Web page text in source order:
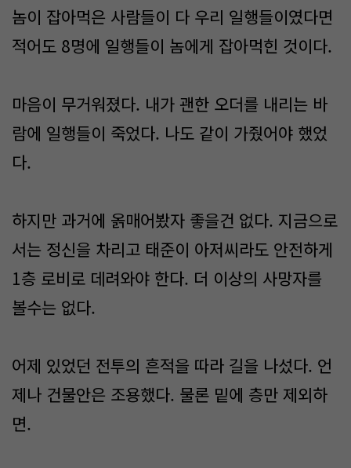
놈이 잡아먹은 사람들이 다 우리 일행들이였다면
적어도 8명에 일행들이 놈에게 잡아먹힌 것이다.
마음이 무거워졌다. 내가 괜한 오더를 내리는 바
람에 일행들이 죽었다. 나도 같이 가줬어야 했었
다.
하지만 과거에 옭매어봤자 좋을건 없다. 지금으로
서는 정신을 차리고 태준이 아저씨라도 안전하게
1층 로비로 데려와야 한다. 더 이상의 사망자를
볼수는 없다.
어제 있었던 전투의 흔적을 따라 길을 나섰다. 언
제나 건물안은 조용했다. 물론 밑에 층만 제외하
면.